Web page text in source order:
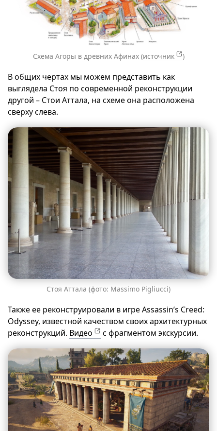
Схема Агоры в древних Афинах (источник )
В общих чертах мы можем представить как
выглядела Стоя по современной реконструкции
другой – Стои Аттала, на схеме она расположена
сверху слева.
Стоя Аттала (фото: Massimo Pigliucci)
Также ее реконструировали в игре Assassin’s Creed:
Odyssey, известной качеством своих архитектурных
реконструкций. Видео с фрагментом экскурсии.